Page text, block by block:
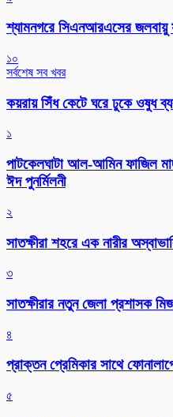
শ্যামনগরে সিএনআরএসের জলবায়ু
১০
সর্বশেষ সব খবর
কয়রায় সিঁধ কেটে ঘরে ঢুকে ওষুধ
১
পাটকেলঘাটা আল-আমিন ফাজিল
ঈদ পুনর্মিলনী
২
সাতক্ষীরা শহরে এক নারীর
৩
সাতক্ষীরার নতুন জেলা প্রশাসক
৪
প্রাক্তন প্রেমিকার সাথে
৫